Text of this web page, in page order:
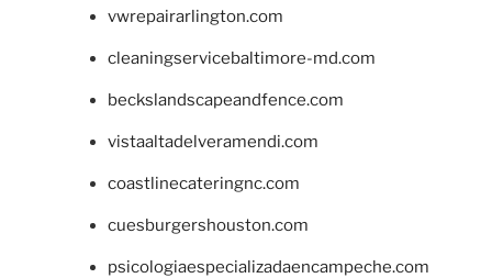
vwrepairarlington.com
cleaningservicebaltimore-md.com
beckslandscapeandfence.com
vistaaltadelveramendi.com
coastlinecateringnc.com
cuesburgershouston.com
psicologiaespecializadaencampeche.com